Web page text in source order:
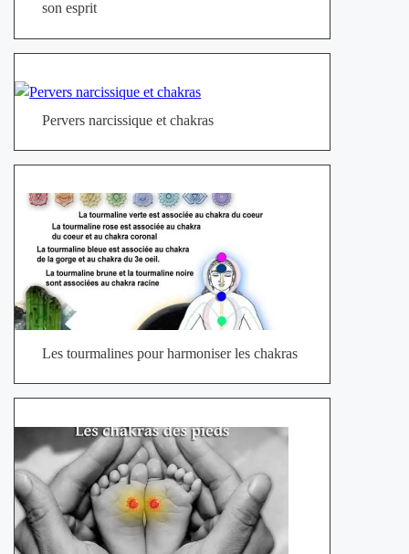
son esprit
Pervers narcissique et chakras
Les tourmalines pour harmoniser les chakras